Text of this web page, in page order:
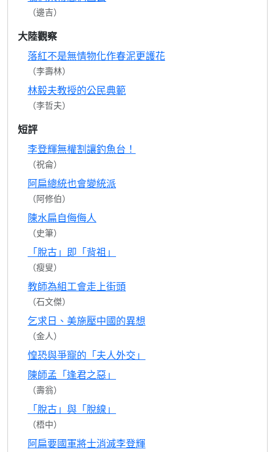
（邊吉）
大陸觀察
落紅不是無情物化作春泥更護花
（李壽林）
林毅夫教授的公民典範
（李哲夫）
短評
李登輝無權割讓釣魚台！
（祝侖）
阿扁總統也會變統派
（阿修伯）
陳水扁自侮侮人
（史筆）
「脫古」即「背祖」
（瘦叟）
教師為組工會走上街頭
（石文傑）
乞求日、美施壓中國的異想
（金人）
惶恐與爭寵的「夫人外交」
陳師孟「逢君之惡」
（壽翁）
「脫古」與「脫線」
（梧中）
阿扁要國軍將士消滅李登輝